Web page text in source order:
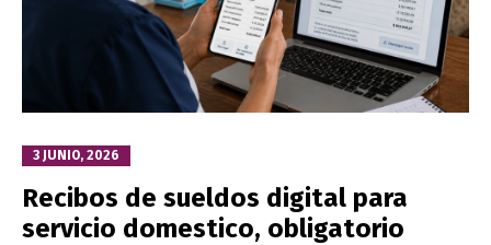
3 JUNIO, 2026
Recibos de sueldos digital para
servicio domestico, obligatorio